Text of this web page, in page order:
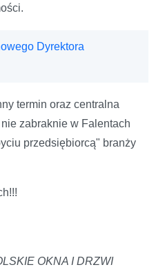
Dyrektora
termin oraz centralna
zabraknie w Falentach
przedsiębiorcą" branży
OKNA I DRZWI